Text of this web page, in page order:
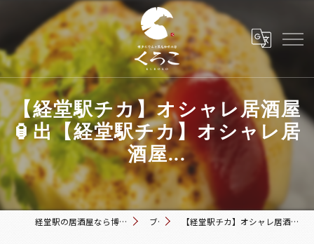
【経堂駅チカ】オシャレ居酒屋
🏮出【経堂駅チカ】オシャレ居
酒屋...
経堂駅の居酒屋なら博多おでんと黒毛和牛の店 くろこ ブログ 【経堂駅チカ】オシャレ居酒屋🏮出【経堂駅チカ】オシャレ居酒屋...